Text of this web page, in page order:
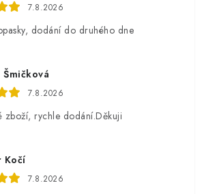
7.8.2026
dodání do druhého dne
7.8.2026
zboží, rychle dodání.Děkuji
Kočí
7.8.2026